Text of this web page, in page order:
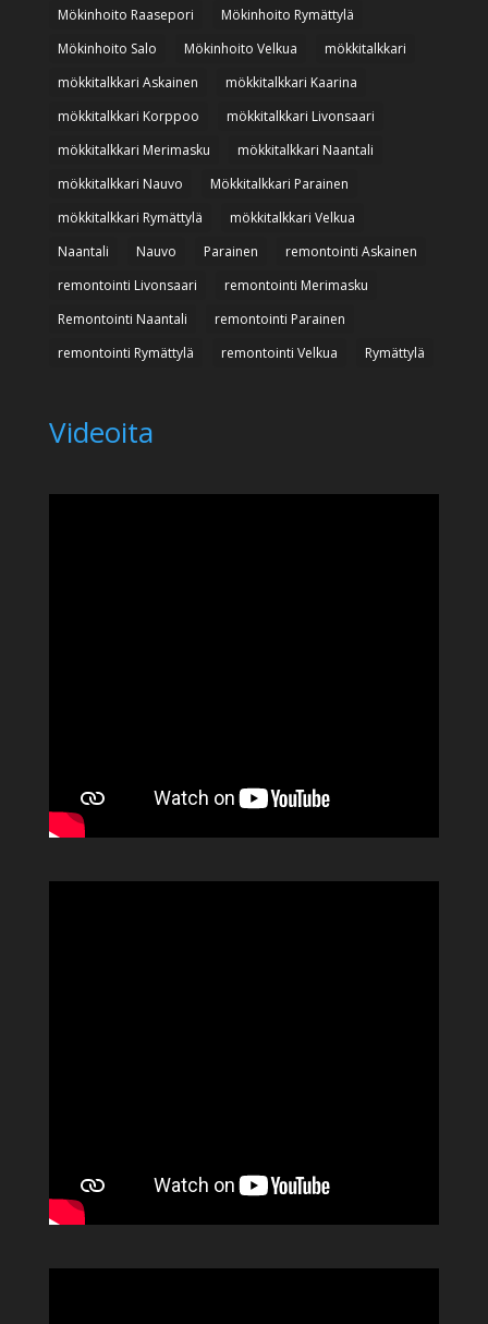
Mökinhoito Raasepori
Mökinhoito Rymättylä
Mökinhoito Salo
Mökinhoito Velkua
mökkitalkkari
mökkitalkkari Askainen
mökkitalkkari Kaarina
mökkitalkkari Korppoo
mökkitalkkari Livonsaari
mökkitalkkari Merimasku
mökkitalkkari Naantali
mökkitalkkari Nauvo
Mökkitalkkari Parainen
mökkitalkkari Rymättylä
mökkitalkkari Velkua
Naantali
Nauvo Parainen
remontointi Askainen
remontointi Livonsaari
remontointi Merimasku
Remontointi Naantali
remontointi Parainen
remontointi Rymättylä
remontointi Velkua Rymättylä
Videoita